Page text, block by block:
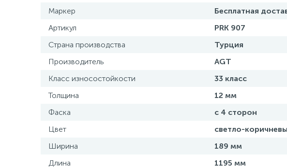
Маркер
Бесплатная
Артикул
PRK 907
Страна производства
Турция
Производитель
AGT
Класс износостойкости
33 класс
Толщина
12 мм
Фаска
с 4 сторон
Цвет
светло-
Ширина
189 мм
Длина
1195 мм